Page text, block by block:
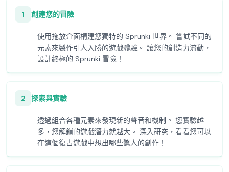
1 創建您的冒險
使用拖放介面構建您獨特的 Sprunki 世界。 嘗試不同的
元素來製作引人入勝的遊戲體驗。 讓您的創造力流動，
設計終極的 Sprunki 冒險！
2 探索與實驗
透過組合各種元素來發現新的聲音和機制。 您實驗越
多，您解鎖的遊戲潛力就越大。 深入研究，看看您可以
在這個復古遊戲中想出哪些驚人的創作！